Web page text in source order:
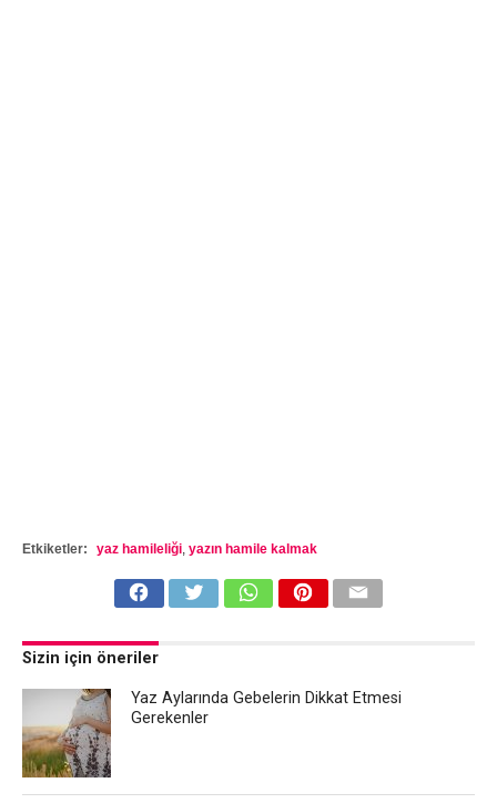
Etkiketler: yaz hamileliği, yazın hamile kalmak
Sizin için öneriler
Yaz Aylarında Gebelerin Dikkat Etmesi
Gerekenler